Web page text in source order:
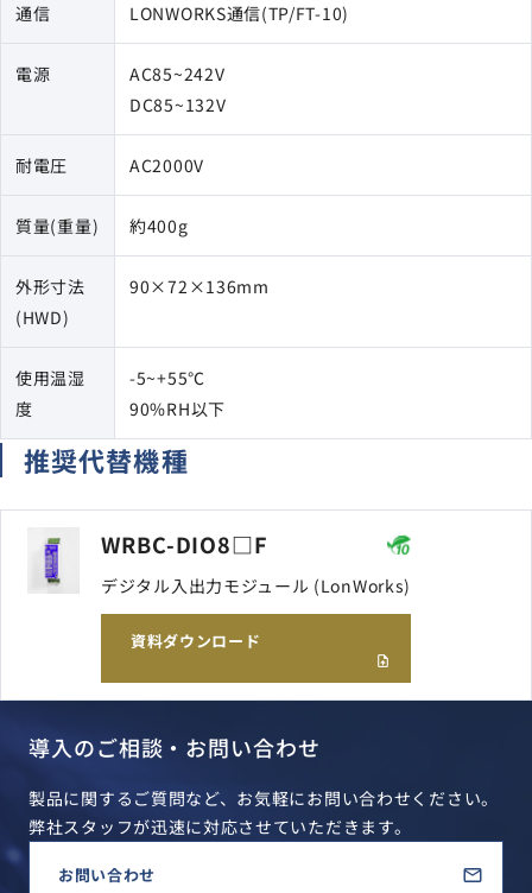
通信 LONWORKS通信(TP/FT-10)
電源
AC85~242V
DC85~132V
耐電圧 AC2000V
質量(重量) 約400g
外形寸法
(HWD)
90×72×136mm
使用温湿
度
-5~+55℃
90%RH以下
推奨代替機種
WRBC-DIO8□F
デジタル入出力モジュール (LonWorks)
資料ダウンロード
導入のご相談・お問い合わせ
製品に関するご質問など、お気軽にお問い合わせください。
弊社スタッフが迅速に対応させていただきます。
お問い合わせ